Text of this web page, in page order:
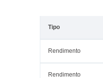
Tipo
Rendimento
Rendimento